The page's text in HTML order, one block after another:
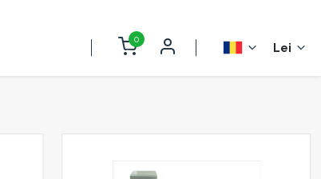
0
Lei